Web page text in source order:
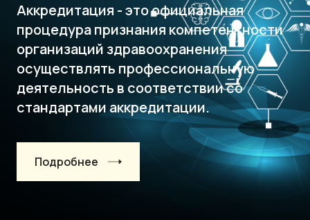
Аккредитация - это официальная
процедура признания компетентности
организаций здравоохранения
осуществлять профессиональную
деятельность в соответствии со
стандартами аккредитации.
Подробнее